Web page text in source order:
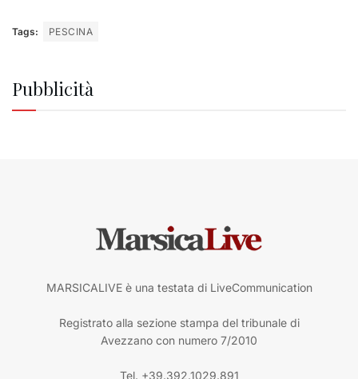
Tags: PESCINA
Pubblicità
MARSICALIVE è una testata di LiveCommunication
Registrato alla sezione stampa del tribunale di
Avezzano con numero 7/2010
Tel. +39.392.1029.891